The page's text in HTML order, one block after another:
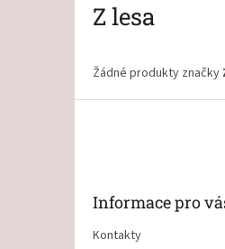
Z lesa
Žádné produkty značky
Informace pro
Kontakty